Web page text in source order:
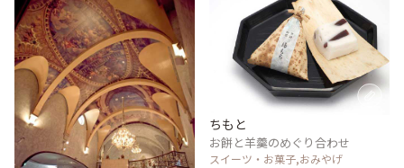
ちもと
お餅と羊羹のめぐり合わせ
スイーツ・お菓子,おみやげ